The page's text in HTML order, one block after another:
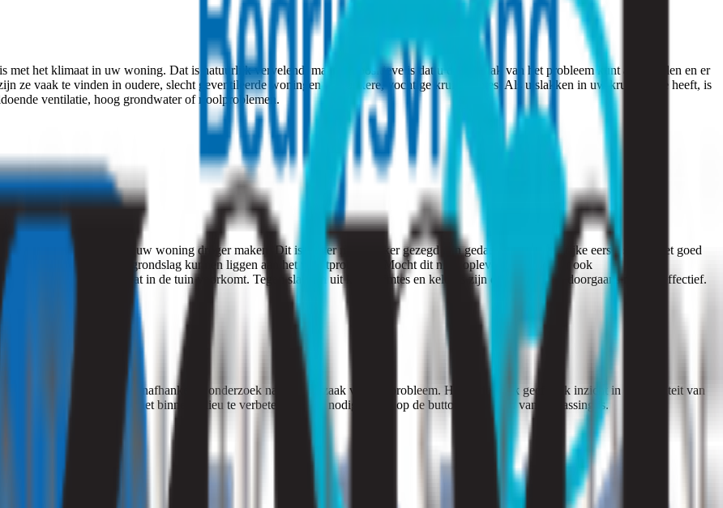
met het klimaat in uw woning. Dat is natuurlijk vervelend, maar het positieve is dat u de oorzaak van het probleem kunt achterhalen en er
ze vaak te vinden in oudere, slecht geventileerde woningen en donkere, vochtige kruipruimtes. Als u slakken in uw kruipruimte heeft, is
ventilatie, hoog grondwater of rioolproblemen.
dat u kunt doen, is uw woning droger maken. Dit is echter makkelijker gezegd dan gedaan. Een belangrijke eerste stap is het goed
lekkages die ten grondslag kunnen liggen aan het vochtprobleem. Mocht dit niets opleveren dan zijn er ook
op het soort slakken dat in de tuin voorkomt. Tegen slakken uit kruipruimtes en kelders zijn deze middelen doorgaans minder effectief.
u helpen met een onafhankelijk onderzoek naar de oorzaak van het probleem. Het onderzoek geeft ook inzicht in de kwaliteit van
stappen nodig zijn om het binnenmilieu te verbeteren. Hulp nodig? Druk op de button die voor u van toepassing is.